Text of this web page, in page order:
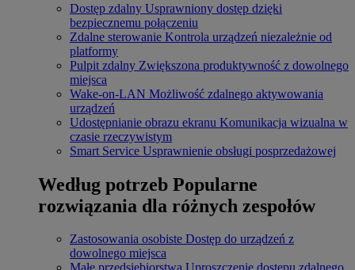
Dostęp zdalny Usprawniony dostęp dzięki
bezpiecznemu połączeniu
Zdalne sterowanie Kontrola urządzeń niezależnie od
platformy
Pulpit zdalny Zwiększona produktywność z dowolnego
miejsca
Wake-on-LAN Możliwość zdalnego aktywowania
urządzeń
Udostępnianie obrazu ekranu Komunikacja wizualna w
czasie rzeczywistym
Smart Service Usprawnienie obsługi posprzedażowej
Według potrzeb Popularne
rozwiązania dla różnych zespołów
Zastosowania osobiste Dostęp do urządzeń z
dowolnego miejsca